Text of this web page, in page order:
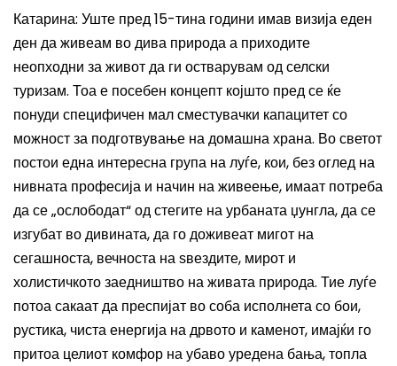
Катарина: Уште пред 15-тина години имав визија еден
ден да живеам во дива природа а приходите
неопходни за живот да ги остварувам од селски
туризам. Тоа е посебен концепт којшто пред се ќе
понуди специфичен мал сместувачки капацитет со
можност за подготвување на домашна храна. Во светот
постои една интересна група на луѓе, кои, без оглед на
нивната професија и начин на живеење, имаат потреба
да се „ослободат“ од стегите на урбаната џунгла, да се
изгубат во дивината, да го доживеат мигот на
сегашноста, вечноста на ѕвездите, мирот и
холистичкото заедништво на живата природа. Тие луѓе
потоа сакаат да преспијат во соба исполнета со бои,
рустика, чиста енергија на дрвото и каменот, имајќи го
притоа целиот комфор на убаво уредена бања, топла